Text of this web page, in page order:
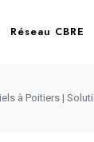
Réseau CBRE
à Poitiers |